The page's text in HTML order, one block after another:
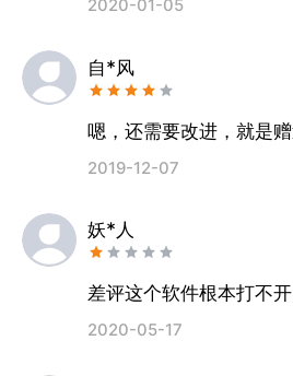
2020-01-05
自*风
嗯，还需要改进，就是
2019-12-07
妖*人
差评这个软件根本打不开
2020-05-17